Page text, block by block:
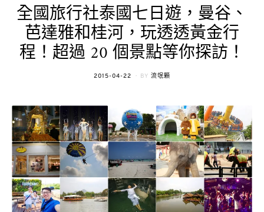
全國旅行社泰國七日遊，曼谷、
芭達雅和桂河，玩透透黃金行
程！超過 20 個景點等你探訪！
POSTED
2015-04-22 BY 流氓顆